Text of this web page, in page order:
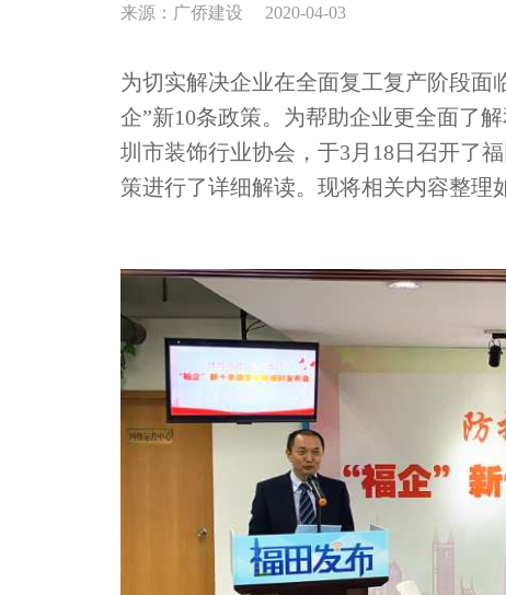
来源：广侨建设 2020-04-03
为切实解决企业在全面复工复产阶段面
企”新10条政策。为帮助企业更全面了
圳市装饰行业协会，于3月18日召开了
策进行了详细解读。现将相关内容整理